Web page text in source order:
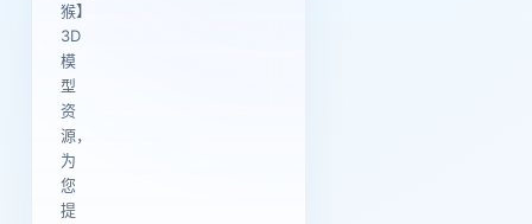
猴】
3D
模
型
资
源，
为
您
提